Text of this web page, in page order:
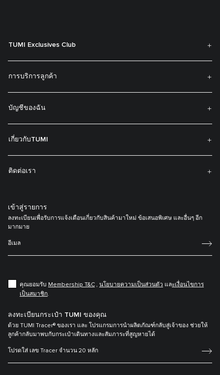
TUMI Exclusives Club
การบริการลูกค้า
บัญชีของฉัน
เกี่ยวกับTUMI
ติดต่อเรา
เข้าสู่รายการ
ลงทะเบียนเพื่อรับการแจ้งเตือนเกี่ยวกับสินค้ามาใหม่ ข้อเสนอพิเศษ และอื่นๆ อีก
มากมาย
คุณยอมรับ Membership T&C , นโยบายความเป็นส่วนตัว และเงื่อนไขการ
เป็นสมาชิก.
ลงทะเบียนกระเป๋า TUMI ของคุณ
ด้วย TUMI Tracer® ของเรา และ โปรแกรมการนำผลิตภัณฑ์กลับสู่เจ้าของ ช่วยให้
ลูกค้ากลับมาพบกับกระเป๋าเดินทางและสัมภาระที่สูญหายได้